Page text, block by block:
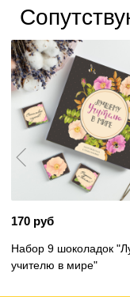
170 руб
Набор 9 шоколадок
учителю в мире"